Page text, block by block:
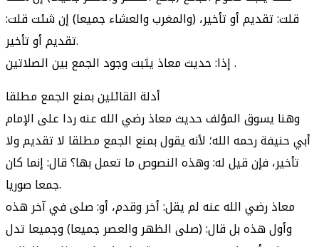
قلت: تقديم أو تأخير، (والمغرب والعشاء جميعا) إن شئت قلت:
تقديم أو تأخير.
إذا: حديث معاذ يثبت وجود الجمع بين الصلاتين .
أدلة القائلين بمنع الجمع مطلقا
وهنا يسوق المؤلف حديث معاذ رضي الله عنه ردا على الإمام
أبي حنيفة رحمه الله؛ لأنه يقول بمنع الجمع مطلقا لا تقديم ولا
تأخير، فإن قيل له: وهذه النصوص ما تعمل بها؟ قال: إنما كان
جمعا صوريا.
معاذ رضي الله عنه لم يقل: أخر وقدم، أو: صلى في آخر هذه
وأول هذه بل قال: (صلى الظهر والعصر جميعا) وجميعا تدل